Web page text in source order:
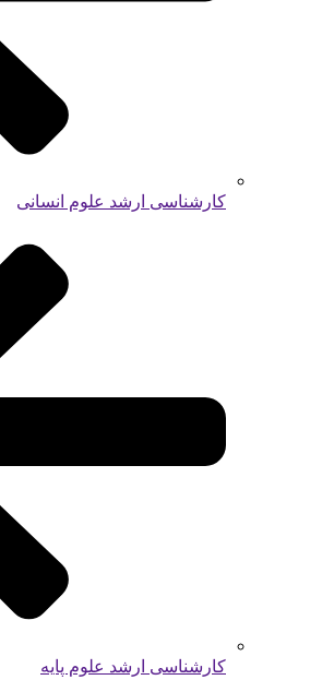
کارشناسی ارشد علوم انسانی
کارشناسی ارشد علوم پایه